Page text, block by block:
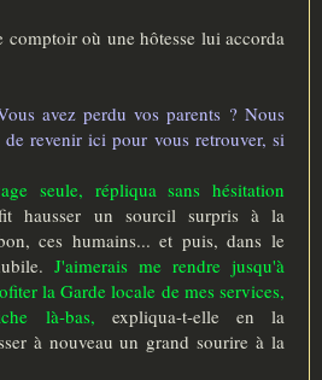
comptoir où une hôtesse lui accorda
avez perdu vos parents ? Nous
revenir ici pour vous retrouver, si
seule, répliqua sans hésitation
hausser un sourcil surpris à la
ces humains... et puis, dans le
J'aimerais me rendre jusqu'à
la Garde locale de mes services,
là-bas, expliqua-t-elle en la
à nouveau un grand sourire à la